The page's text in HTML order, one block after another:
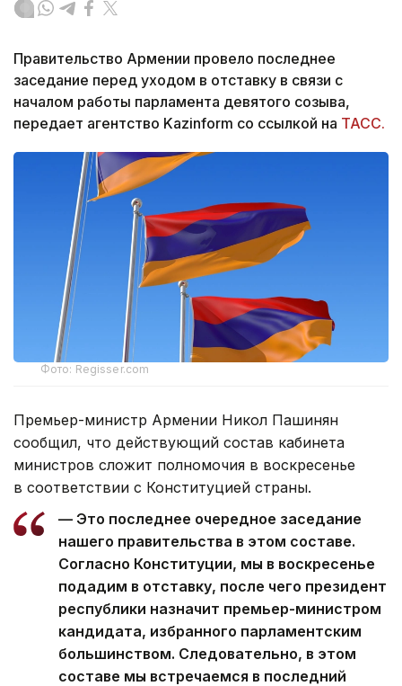
Правительство Армении провело последнее
заседание перед уходом в отставку в связи с
началом работы парламента девятого созыва,
передает агентство Kazinform со ссылкой на ТАСС.
Фото: Regisser.com
Премьер-министр Армении Никол Пашинян
сообщил, что действующий состав кабинета
министров сложит полномочия в воскресенье
в соответствии с Конституцией страны.
— Это последнее очередное заседание
нашего правительства в этом составе.
Согласно Конституции, мы в воскресенье
подадим в отставку, после чего президент
республики назначит премьер-министром
кандидата, избранного парламентским
большинством. Следовательно, в этом
составе мы встречаемся в последний